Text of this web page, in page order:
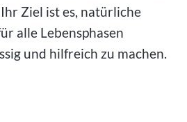
Ziel ist es, natürliche
alle Lebensphasen
und hilfreich zu machen.